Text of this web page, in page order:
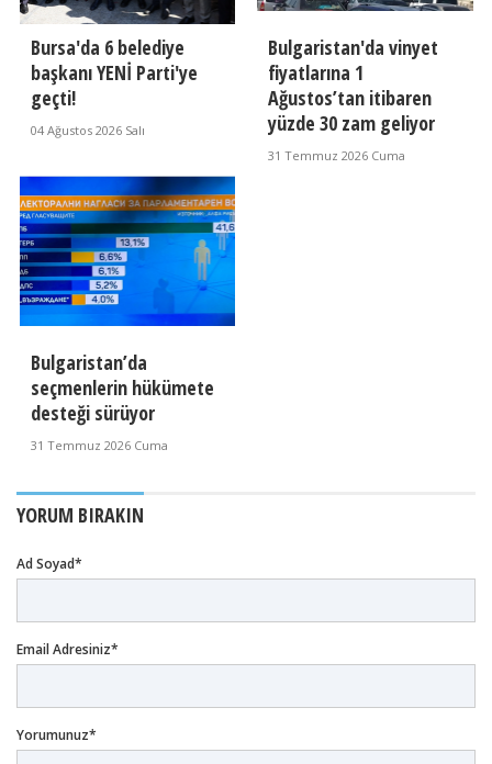
Bursa'da 6 belediye
başkanı YENİ Parti'ye
geçti!
04 Ağustos 2026 Salı
Bulgaristan'da vinyet
fiyatlarına 1
Ağustos’tan itibaren
yüzde 30 zam geliyor
31 Temmuz 2026 Cuma
Bulgaristan’da
seçmenlerin hükümete
desteği sürüyor
31 Temmuz 2026 Cuma
YORUM BIRAKIN
Ad Soyad*
Email Adresiniz*
Yorumunuz*